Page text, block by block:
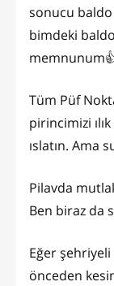
sonucu baldo
bimdeki
Tüm Püf
pirincimizi
ıslatın. Ama
Pilavda
Ben biraz da
Eğer şehriyeli
önceden